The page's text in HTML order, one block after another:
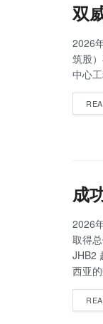
双
2026
筑股
中心
成
2026
取得
JHB2
西亚